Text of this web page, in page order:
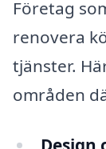
Företag
renovera
tjänster.
områden